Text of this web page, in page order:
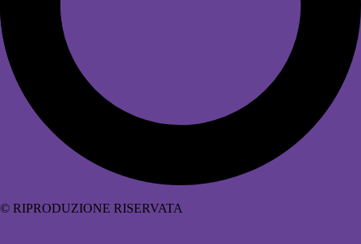
© RIPRODUZIONE RISERVATA